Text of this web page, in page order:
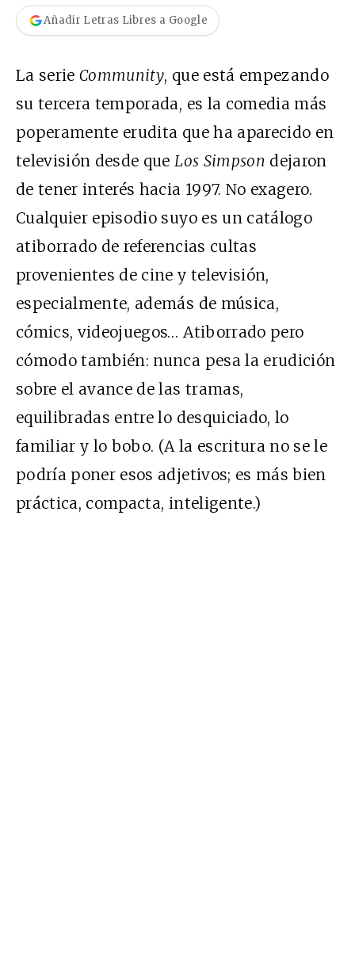
Añadir Letras Libres a Google
La serieCommunity, que está empezando
su tercera temporada, es la comedia más
poperamente erudita que ha aparecido en
televisión desde que Los Simpson dejaron
de tener interés hacia 1997. No exagero.
Cualquier episodio suyo es un catálogo
atiborrado de referencias cultas
provenientes de cine y televisión,
especialmente, además de música,
cómics, videojuegos… Atiborrado pero
cómodo también: nunca pesa la erudición
sobre el avance de las tramas,
equilibradas entre lo desquiciado, lo
familiar y lo bobo. (A la escritura no se le
podría poner esos adjetivos; es más bien
práctica, compacta, inteligente.)